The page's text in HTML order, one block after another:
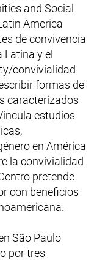
and Social
America
de convivencia
y el
convivialidad
formas de
caracterizados
estudios
en América
la convivialidad
pretende
con beneficios
São Paulo
por tres